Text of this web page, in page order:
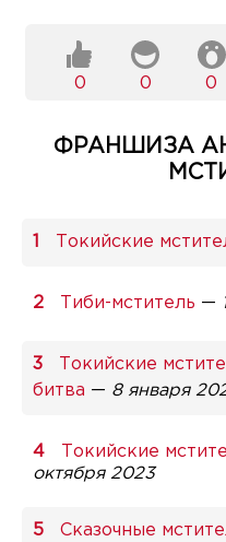
0 0 0
ФРАНШИЗА
Токийские
Тиби-мститель —
Токийские
битва — 8 января
Токийские
октября 2023
Сказочные